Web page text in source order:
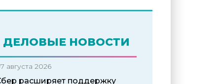
ДЕЛОВЫЕ НОВОСТИ
августа 2026
расширяет поддержку